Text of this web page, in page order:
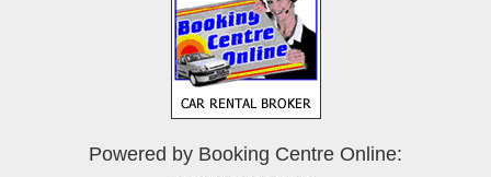
Powered by Booking Centre Online: